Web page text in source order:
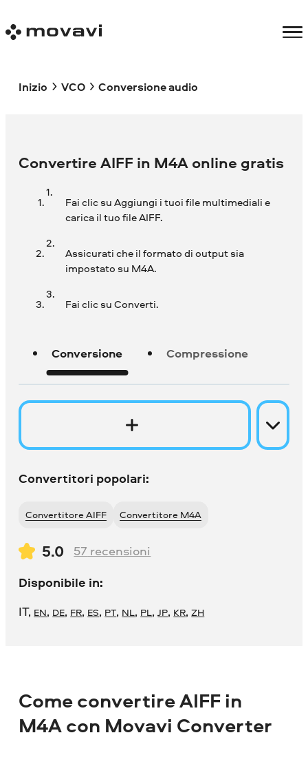
Inizio VCO Conversione audio
Convertire AIFF in M4A online gratis
Fai clic su Aggiungi i tuoi file multimediali e
carica il tuo file AIFF.
Assicurati che il formato di output sia
impostato su M4A.
Fai clic su Converti.
Conversione Compressione
Convertitori popolari:
Convertitore AIFF Convertitore M4A
5.0 57 recensioni
Disponibile in:
IT, EN, DE, FR, ES, PT, NL, PL,JP, KR,ZH
Come convertire AIFF in
M4A con Movavi Converter